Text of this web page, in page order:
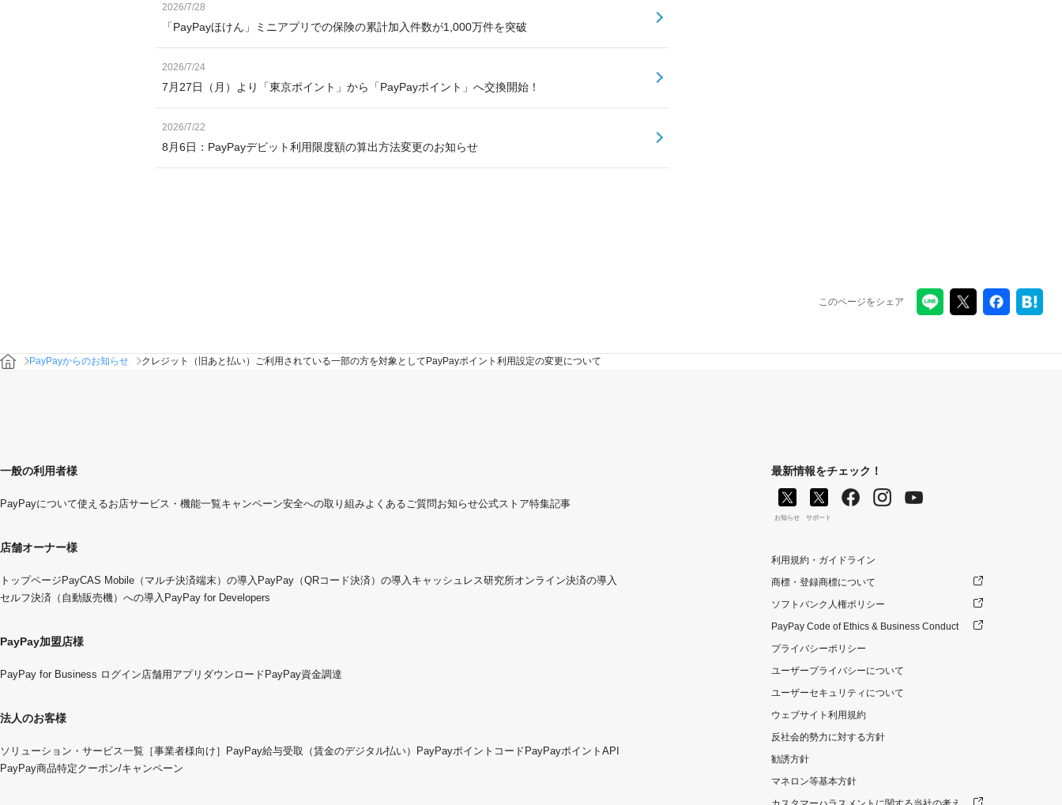
2026/7/28
「PayPayほけん」ミニアプリでの保険の累計加入件数が1,000万件を突破
2026/7/24
7月27日（月）より「東京ポイント」から「PayPayポイント」へ交換開始！
2026/7/22
8月6日：PayPayデビット利用限度額の算出方法変更のお知らせ
このページをシェア
PayPayからのお知らせ クレジット（旧あと払い）ご利用されている一部の方を対象としてPayPayポイント利用設定の変更について
一般の利用者様
PayPayについて使えるお店サービス・機能一覧キャンペーン安全への取り組みよくあるご質問お知らせ公式ストア特集記事
店舗オーナー様
トップページ PayCAS Mobile（マルチ決済端末）の導入 PayPay（QRコード決済）の導入 キャッシュレス研究所オンライン決済の導入
セルフ決済（自動販売機）への導入 PayPay for Developers
PayPay加盟店様
PayPay for Business ログイン 店舗用アプリダウンロード PayPay資金調達
法人のお客様
ソリューション・サービス一覧 ［事業者様向け］PayPay給与受取（賃金のデジタル払い） PayPayポイントコード PayPayポイントAPI
PayPay商品特定クーポン/キャンペーン
最新情報をチェック！
お知らせ サポート
利用規約・ガイドライン
商標・登録商標について
ソフトバンク人権ポリシー
PayPay Code of Ethics & Business Conduct
プライバシーポリシー
ユーザープライバシーについて
ユーザーセキュリティについて
ウェブサイト利用規約
反社会的勢力に対する方針
勧誘方針
マネロン等基本方針